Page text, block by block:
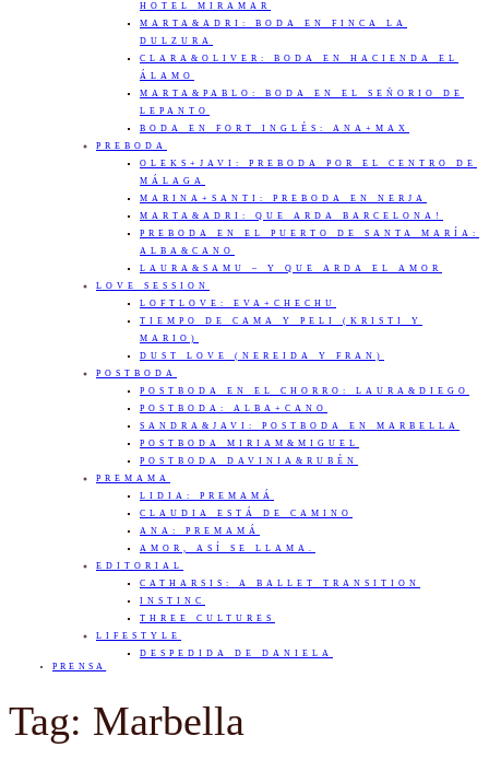
HOTEL MIRAMAR
MARTA&ADRI: BODA EN FINCA LA
DULZURA
CLARA&OLIVER: BODA EN HACIENDA EL
ÁLAMO
MARTA&PABLO: BODA EN EL SEÑORIO DE
LEPANTO
BODA EN FORT INGLÉS: ANA+MAX
PREBODA
OLEKS+JAVI: PREBODA POR EL CENTRO DE
MÁLAGA
MARINA+SANTI: PREBODA EN NERJA
MARTA&ADRI: QUE ARDA BARCELONA!
PREBODA EN EL PUERTO DE SANTA MARÍA:
ALBA&CANO
LAURA&SAMU – Y QUE ARDA EL AMOR
LOVE SESSION
LOFTLOVE: EVA+CHECHU
TIEMPO DE CAMA Y PELI (KRISTI Y
MARIO)
DUST LOVE (NEREIDA Y FRAN)
POSTBODA
POSTBODA EN EL CHORRO: LAURA&DIEGO
POSTBODA: ALBA+CANO
SANDRA&JAVI: POSTBODA EN MARBELLA
POSTBODA MIRIAM&MIGUEL
POSTBODA DAVINIA&RUBÉN
PREMAMA
LIDIA: PREMAMÁ
CLAUDIA ESTÁ DE CAMINO
ANA: PREMAMÁ
AMOR, ASÍ SE LLAMA.
EDITORIAL
CATHARSIS: A BALLET TRANSITION
INSTINC
THREE CULTURES
LIFESTYLE
DESPEDIDA DE DANIELA
PRENSA
Tag: Marbella